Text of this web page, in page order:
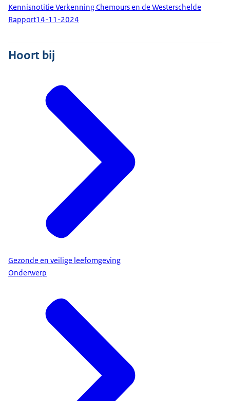
Kennisnotitie Verkenning Chemours en de Westerschelde
Rapport14-11-2024
Hoort bij
Gezonde en veilige leefomgeving
Onderwerp